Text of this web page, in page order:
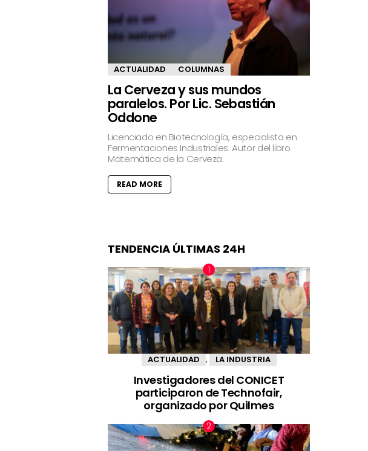
ACTUALIDAD COLUMNAS
La Cerveza y sus mundos
paralelos. Por Lic. Sebastián
Oddone
Licenciado en Biotecnología, especialista en
Fermentaciones Industriales. Autor del libro
Matemática de la Cerveza.
READ MORE
TENDENCIA ÚLTIMAS 24H
ACTUALIDAD , LA INDUSTRIA
Investigadores del CONICET
participaron de Technofair,
organizado por Quilmes